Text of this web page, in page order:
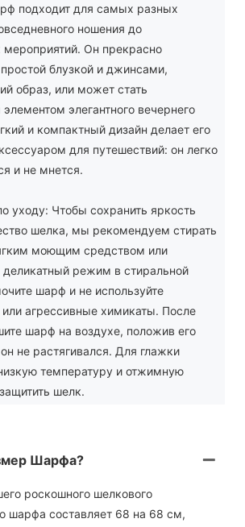
подходит для самых разных
ношения до
Он прекрасно
блузкой и джинсами,
образ, или может стать
элегантного вечернего
и компактный дизайн делает его
для путешествий: он легко
и не мнется.
уходу: Чтобы сохранить яркость
шелка, мы рекомендуем стирать
моющим средством или
деликатный режим в стиральной
шарф и не используйте
или агрессивные химикаты. После
шарф на воздухе, положив его
не растягивался. Для глажки
температуру и отжимную
шелк.
Шарфа?
роскошного шелкового
шарфа составляет 68 на 68 см,